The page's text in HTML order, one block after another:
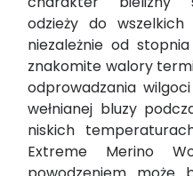
odzieży do
niezależnie od
znakomite walory
odprowadzania
wełnianej bluzy
niskich
Extreme Merino